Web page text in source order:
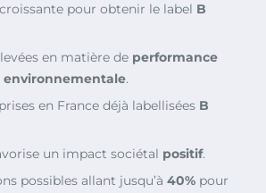
pour obtenir le label B
en matière de performance
environnementale.
en France déjà labellisées B
un impact sociétal positif.
possibles allant jusqu’à 40% pour